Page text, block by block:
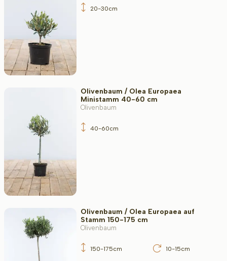
20-30cm
Olivenbaum / Olea Europaea
Ministamm 40-60 cm
Olivenbaum
40-60cm
Olivenbaum / Olea Europaea auf
Stamm 150-175 cm
Olivenbaum
150-175cm 10-15cm